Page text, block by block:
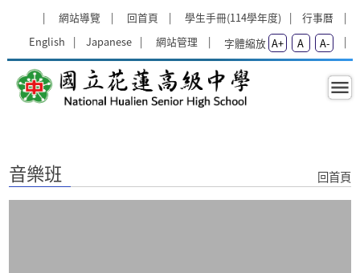
網站導覽
回首頁 學生手冊(114學年度)
行事曆
English
Japanese 網站管理 字體縮放 A+ A A-
音樂班 - 國立花蓮高級中學
音樂班 回首頁